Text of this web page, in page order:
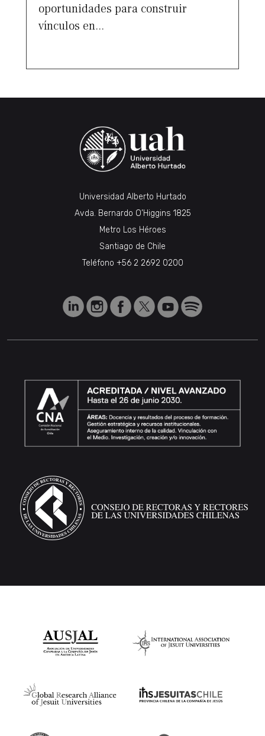
oportunidades para construir
vínculos en...
Universidad Alberto Hurtado
Avda. Bernardo O’Higgins 1825
Metro Los Héroes
Santiago de Chile
Teléfono +56 2 2692 0200